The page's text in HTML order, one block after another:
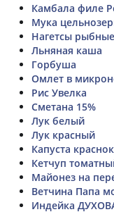
Камбала филе
Мука
Нагетсы
Льняная каша
Горбуша
Омлет в
Рис Увелка
Сметана 15%
Лук белый
Лук красный
Капуста
Кетчуп
Майонез на
Ветчина Папа
Индейка